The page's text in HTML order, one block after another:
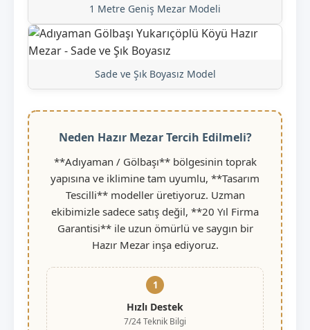
1 Metre Geniş Mezar Modeli
Sade ve Şık Boyasız Model
Neden Hazır Mezar Tercih Edilmeli?
**Adıyaman / Gölbaşı** bölgesinin toprak
yapısına ve iklimine tam uyumlu, **Tasarım
Tescilli** modeller üretiyoruz. Uzman
ekibimizle sadece satış değil, **20 Yıl Firma
Garantisi** ile uzun ömürlü ve saygın bir
Hazır Mezar inşa ediyoruz.
1
Hızlı Destek
7/24 Teknik Bilgi